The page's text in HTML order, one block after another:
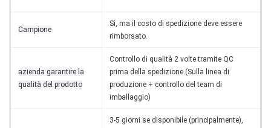
Campione
Sì, ma il costo di spedizione deve essere
rimborsato.
azienda garantire la
qualità del prodotto
Controllo di qualità 2 volte tramite QC
prima della spedizione.(Sulla linea di
produzione + controllo del team di
imballaggio)
3-5 giorni se disponibile (principalmente),